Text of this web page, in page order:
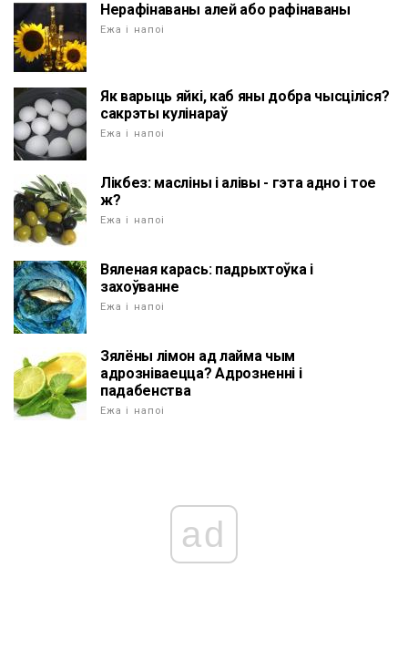
Нерафінаваны алей або рафінаваны
Ежа і напоі
Як варыць яйкі, каб яны добра чысціліся?
сакрэты кулінараў
Ежа і напоі
Лікбез: масліны і алівы - гэта адно і тое
ж?
Ежа і напоі
Вяленая карась: падрыхтоўка і
захоўванне
Ежа і напоі
Зялёны лімон ад лайма чым
адрозніваецца? Адрозненні і
падабенства
Ежа і напоі
ad